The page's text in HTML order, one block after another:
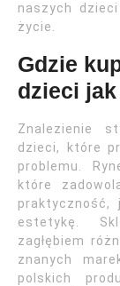
naszych
życie.
Gdzie
dzieci
Znalezienie
dzieci, które
problemu.
które
estetykę.
zagłębiem
znanych
polskich